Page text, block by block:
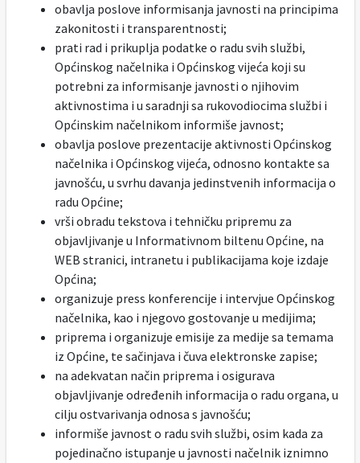
obavlja poslove informisanja javnosti na principima
zakonitosti i transparentnosti;
prati rad i prikuplja podatke o radu svih službi,
Općinskog načelnika i Općinskog vijeća koji su
potrebni za informisanje javnosti o njihovim
aktivnostima i u saradnji sa rukovodiocima službi i
Općinskim načelnikom informiše javnost;
obavlja poslove prezentacije aktivnosti Općinskog
načelnika i Općinskog vijeća, odnosno kontakte sa
javnošću, u svrhu davanja jedinstvenih informacija o
radu Općine;
vrši obradu tekstova i tehničku pripremu za
objavljivanje u Informativnom biltenu Općine, na
WEB stranici, intranetu i publikacijama koje izdaje
Općina;
organizuje press konferencije i intervjue Općinskog
načelnika, kao i njegovo gostovanje u medijima;
priprema i organizuje emisije za medije sa temama
iz Općine, te sačinjava i čuva elektronske zapise;
na adekvatan način priprema i osigurava
objavljivanje određenih informacija o radu organa, u
cilju ostvarivanja odnosa s javnošću;
informiše javnost o radu svih službi, osim kada za
pojedinačno istupanje u javnosti načelnik iznimno